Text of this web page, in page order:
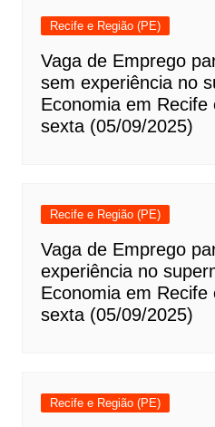
Recife e Região (PE)
Vaga de Emprego
sem experiência no
Economia em Recife
sexta (05/09/2025)
Recife e Região (PE)
Vaga de Emprego
experiência no
Economia em Recife
sexta (05/09/2025)
Recife e Região (PE)